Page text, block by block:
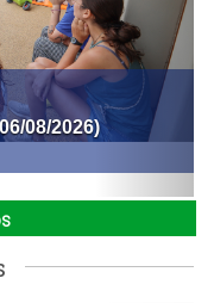
vos
!
de transport dédié
à mobilité
07/2026)